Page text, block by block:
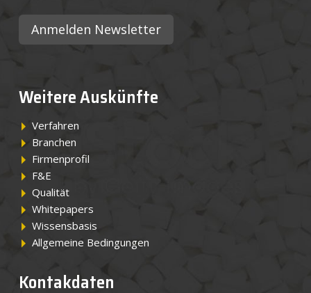
Anmelden Newsletter
Weitere Auskünfte
Verfahren
Branchen
Firmenprofil
F&E
Qualität
Whitepapers
Wissensbasis
Allgemeine Bedingungen
Kontakdaten